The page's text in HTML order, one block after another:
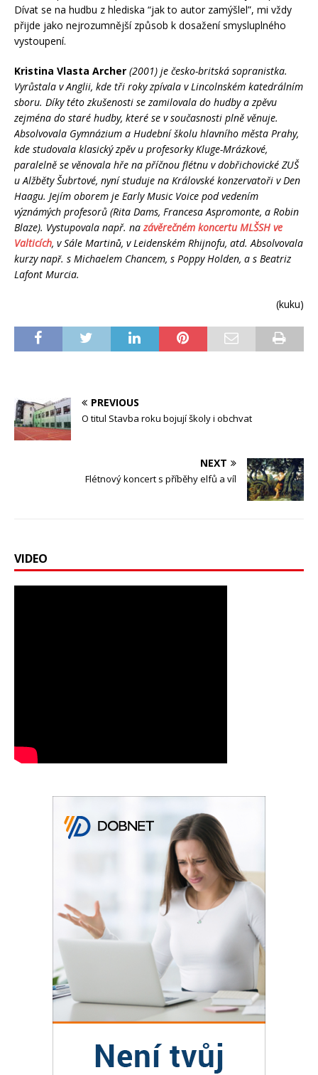
Dívat se na hudbu z hlediska “jak to autor zamýšlel”, mi vždy
přijde jako nejrozumnější způsob k dosažení smysluplného
vystoupení.
Kristina Vlasta Archer (2001) je česko-britská sopranistka.
Vyrůstala v Anglii, kde tři roky zpívala v Lincolnském katedrálním
sboru. Díky této zkušenosti se zamilovala do hudby a zpěvu
zejména do staré hudby, které se v současnosti plně věnuje.
Absolvovala Gymnázium a Hudební školu hlavního města Prahy,
kde studovala klasický zpěv u profesorky Kluge-Mrázkové,
paralelně se věnovala hře na příčnou flétnu v dobřichovické ZUŠ
u Alžběty Šubrtové, nyní studuje na Královské konzervatoři v Den
Haagu. Jejím oborem je Early Music Voice pod vedením
význámých profesorů (Rita Dams, Francesa Aspromonte, a Robin
Blaze). Vystupovala např. na závěrečném koncertu MLŠSH ve
Valticích, v Sále Martinů, v Leidenském Rhijnofu, atd. Absolvovala
kurzy např. s Michaelem Chancem, s Poppy Holden, a s Beatriz
Lafont Murcia.
(kuku)
PREVIOUS
O titul Stavba roku bojují školy i obchvat
NEXT
Flétnový koncert s příběhy elfů a víl
VIDEO